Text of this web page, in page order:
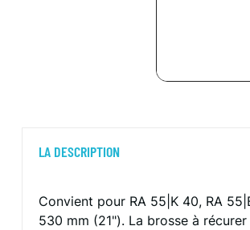
LA DESCRIPTION
Convient pour RA 55|K 40, RA
530 mm (21"). La brosse à